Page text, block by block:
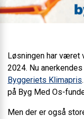
Løsningen har været
2024. Nu
Byggeriets Klimapris
på Byg Med Os-
Men der er også